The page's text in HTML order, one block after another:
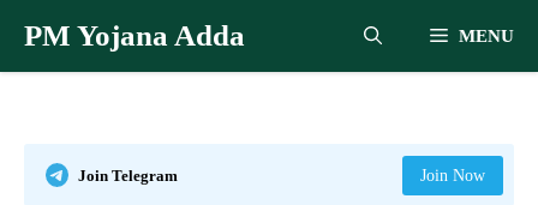
PM Yojana Adda MENU
Join Telegram Join Now